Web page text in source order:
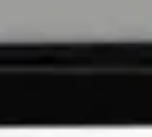
in zwei Temperaturzonen aufbewahren.